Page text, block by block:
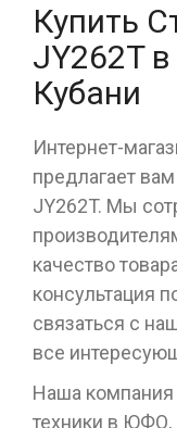
Купить
JY262T
Кубани
Интернет-
предлагает
JY262T. Мы
качество
консультация
связаться с
все
Наша
техники в ЮФО,